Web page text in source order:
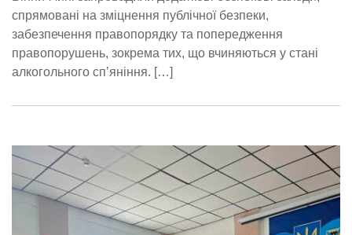
спрямовані на зміцнення публічної безпеки,
забезпечення правопорядку та попередження
правопорушень, зокрема тих, що вчиняються у стані
алкогольного сп’яніння. […]